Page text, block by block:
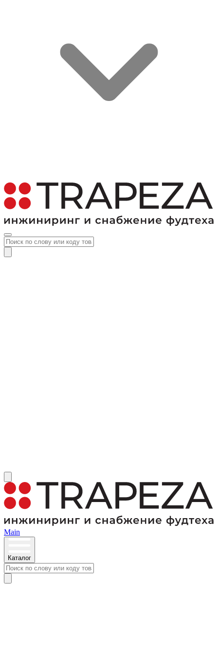
Main
Каталог